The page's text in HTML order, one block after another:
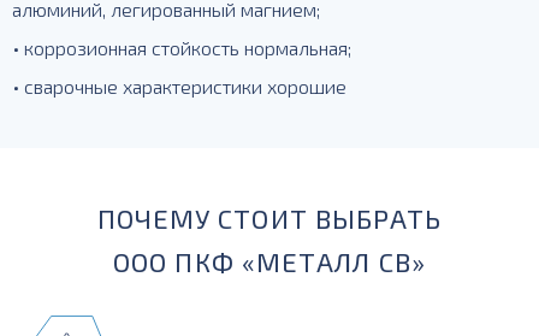
алюминий, легированный магнием;
• коррозионная стойкость нормальная;
• сварочные характеристики хорошие
ПОЧЕМУ СТОИТ ВЫБРАТЬ
ООО ПКФ «МЕТАЛЛ СВ»